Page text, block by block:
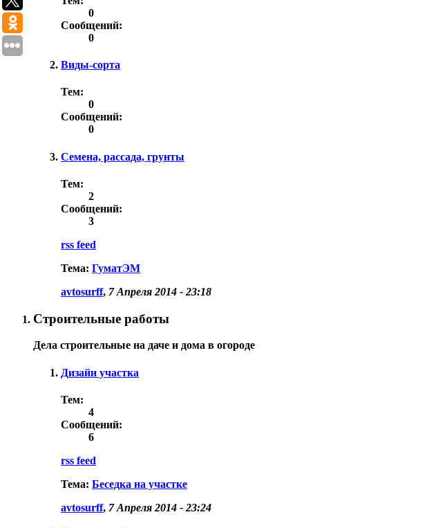
0
Сообщений:
0
Виды-сорта
Тем:
0
Сообщений:
0
Семена, рассада, грунты
Тем:
2
Сообщений:
3
rss feed
Тема: ГуматЭМ
avtosurff, 7 Апреля 2014 - 23:18
Строительные работы
Дела строительные на даче и дома в огороде
Дизайн участка
Тем:
4
Сообщений:
6
rss feed
Тема: Беседка на участке
avtosurff, 7 Апреля 2014 - 23:24